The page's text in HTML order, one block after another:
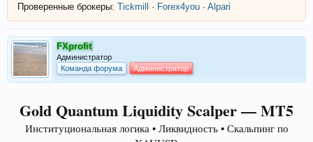
Проверенные брокеры: Tickmill · Forex4you · Alpari
FXprofit
Администратор
Команда форума
Администратор
Gold Quantum Liquidity Scalper — MT5
Институциональная логика • Ликвидность • Скальпинг по